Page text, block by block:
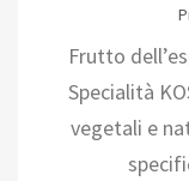
Frutto
Specialità
vegetali e